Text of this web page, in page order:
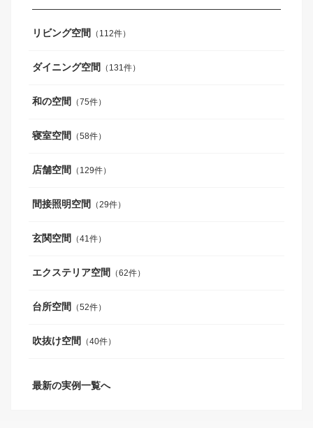
リビング空間 （112件）
ダイニング空間 （131件）
和の空間 （75件）
寝室空間 （58件）
店舗空間 （129件）
間接照明空間 （29件）
玄関空間 （41件）
エクステリア空間 （62件）
台所空間 （52件）
吹抜け空間 （40件）
最新の実例一覧へ